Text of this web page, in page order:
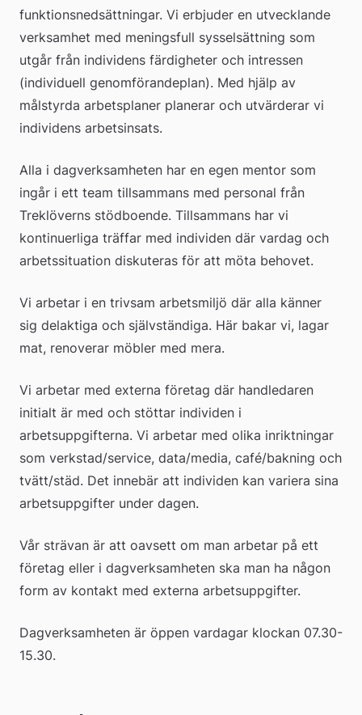
m
m
u
n
funktionsnedsättningar. Vi erbjuder en utvecklande
verksamhet med meningsfull sysselsättning som
utgår från individens färdigheter och intressen
(individuell genomförandeplan). Med hjälp av
målstyrda arbetsplaner planerar och utvärderar vi
individens arbetsinsats.
Alla i dagverksamheten har en egen mentor som
ingår i ett team tillsammans med personal från
Treklöverns stödboende. Tillsammans har vi
kontinuerliga träffar med individen där vardag och
arbetssituation diskuteras för att möta behovet.
Vi arbetar i en trivsam arbetsmiljö där alla känner
sig delaktiga och självständiga. Här bakar vi, lagar
mat, renoverar möbler med mera.
Vi arbetar med externa företag där handledaren
initialt är med och stöttar individen i
arbetsuppgifterna. Vi arbetar med olika inriktningar
som verkstad/service, data/media, café/bakning och
tvätt/städ. Det innebär att individen kan variera sina
arbetsuppgifter under dagen.
Vår strävan är att oavsett om man arbetar på ett
företag eller i dagverksamheten ska man ha någon
form av kontakt med externa arbetsuppgifter.
Dagverksamheten är öppen vardagar klockan 07.30-
15.30.